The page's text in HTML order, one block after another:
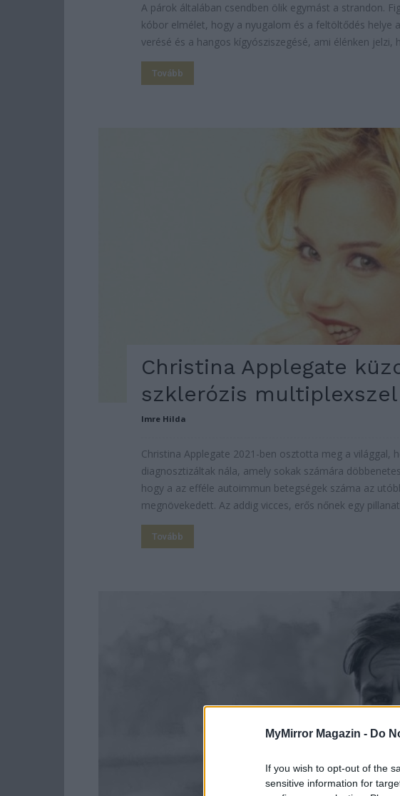
MyMirror Magazin - Do
If you wish to opt-out of the
sensitive information for
A párok általában csendben ölik egymást a strandon.
kóbor elmélet, hogy a nyugalom és a feltöltődés helye
verésé és a hangos kígyósziszegésé, ami élénken jelzi,
Tovább
Christina Applegate
szklerózis multiplexszel
Imre Hilda
Christina Applegate 2021-ben osztotta meg a világgal,
diagnosztizáltak nála, amely sokak számára
hogy a az efféle autoimmun betegségek száma az
megnövekedett. Az addig vicces, erős nőnek egy
Tovább